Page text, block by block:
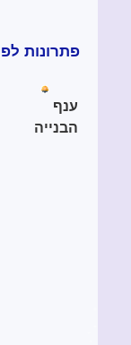
פתרונות
ענף
הבנייה